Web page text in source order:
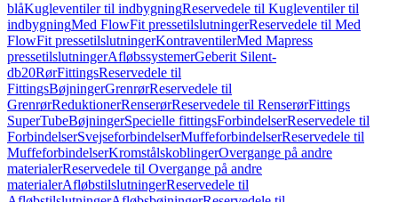
blåKugleventiler til indbygningReservedele til Kugleventiler til
indbygningMed FlowFit pressetilslutningerReservedele til Med
FlowFit pressetilslutningerKontraventilerMed Mapress
pressetilslutningerAfløbssystemerGeberit Silent-
db20RørFittingsReservedele til
FittingsBøjningerGrenrørReservedele til
GrenrørReduktionerRenserørReservedele til RenserørFittings
SuperTubeBøjningerSpecielle fittingsForbindelserReservedele til
ForbindelserSvejseforbindelserMuffeforbindelserReservedele til
MuffeforbindelserKromstålskoblingerOvergange på andre
materialerReservedele til Overgange på andre
materialerAfløbstilslutningerReservedele til